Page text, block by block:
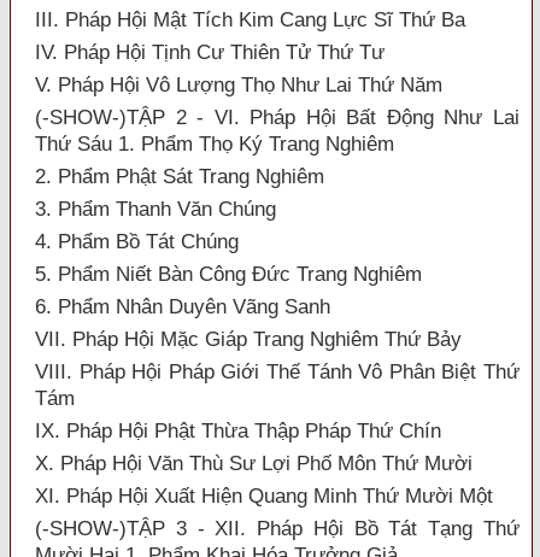
III. Pháp Hội Mật Tích Kim Cang Lực Sĩ Thứ Ba
IV. Pháp Hội Tịnh Cư Thiên Tử Thứ Tư
V. Pháp Hội Vô Lượng Thọ Như Lai Thứ Năm
(-SHOW-)TẬP 2 - VI. Pháp Hội Bất Động Như Lai
Thứ Sáu 1. Phẩm Thọ Ký Trang Nghiêm
2. Phẩm Phật Sát Trang Nghiêm
3. Phẩm Thanh Văn Chúng
4. Phẩm Bồ Tát Chúng
5. Phẩm Niết Bàn Công Đức Trang Nghiêm
6. Phẩm Nhân Duyên Vãng Sanh
VII. Pháp Hội Mặc Giáp Trang Nghiêm Thứ Bảy
VIII. Pháp Hội Pháp Giới Thế Tánh Vô Phân Biệt Thứ
Tám
IX. Pháp Hội Phật Thừa Thập Pháp Thứ Chín
X. Pháp Hội Văn Thù Sư Lợi Phố Môn Thứ Mười
XI. Pháp Hội Xuất Hiện Quang Minh Thứ Mười Một
(-SHOW-)TẬP 3 - XII. Pháp Hội Bồ Tát Tạng Thứ